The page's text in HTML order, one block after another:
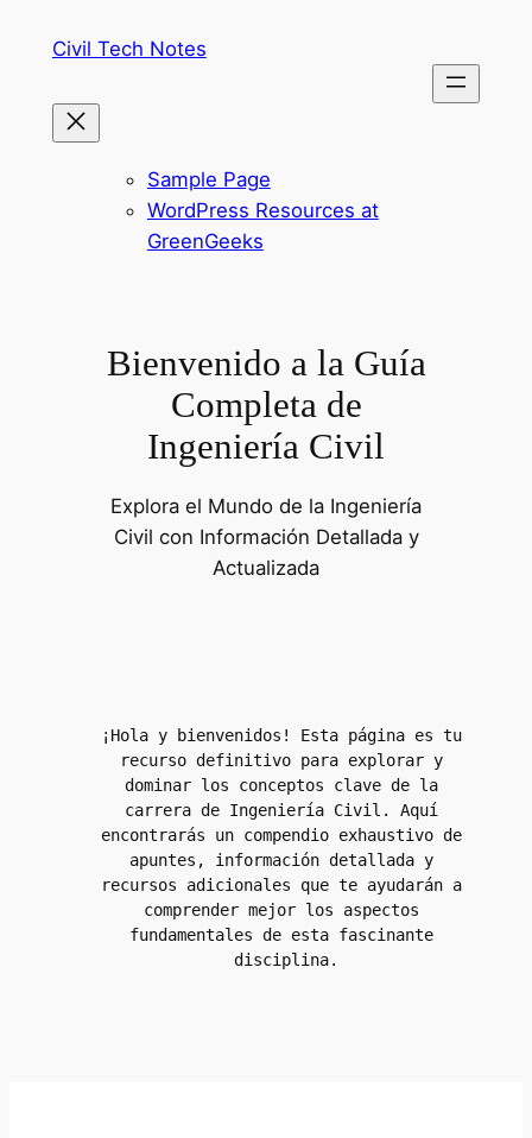
Civil Tech Notes
Sample Page
WordPress Resources at
GreenGeeks
Bienvenido a la Guía
Completa de
Ingeniería Civil
Explora el Mundo de la Ingeniería
Civil con Información Detallada y
Actualizada
¡Hola y bienvenidos! Esta página es tu
recurso definitivo para explorar y
dominar los conceptos clave de la
carrera de Ingeniería Civil. Aquí
encontrarás un compendio exhaustivo de
apuntes, información detallada y
recursos adicionales que te ayudarán a
comprender mejor los aspectos
fundamentales de esta fascinante
disciplina.